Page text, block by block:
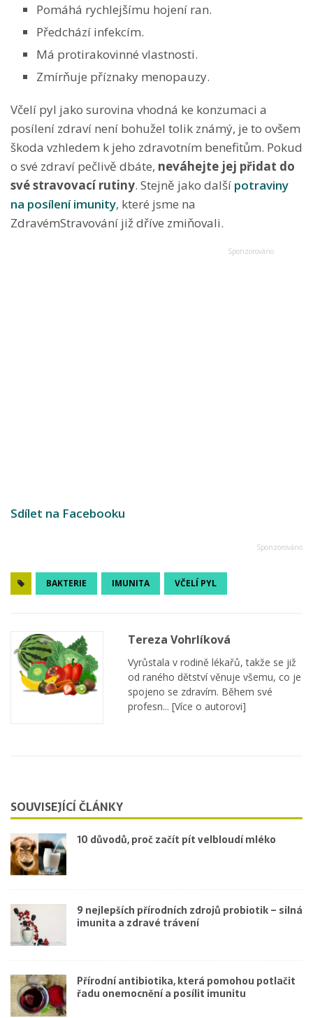
Pomáhá rychlejšímu hojení ran.
Předchází infekcím.
Má protirakovinné vlastnosti.
Zmírňuje příznaky menopauzy.
Včelí pyl jako surovina vhodná ke konzumaci a
posílení zdraví není bohužel tolik známý, je to ovšem
škoda vzhledem k jeho zdravotním benefitům. Pokud
o své zdraví pečlivě dbáte, neváhejte jej přidat do
své stravovací rutiny. Stejně jako další potraviny
na posílení imunity, které jsme na
ZdravémStravování již dříve zmiňovali.
Sdílet na Facebooku
BAKTERIE IMUNITA VČELÍ PYL
Tereza Vohrlíková
Vyrůstala v rodině lékařů, takže se již
od raného dětství věnuje všemu, co je
spojeno se zdravím. Během své
profesn... [Více o autorovi]
SOUVISEJÍCÍ ČLÁNKY
10 důvodů, proč začít pít velbloudí mléko
9 nejlepších přírodních zdrojů probiotik – silná
imunita a zdravé trávení
Přírodní antibiotika, která pomohou potlačit
řadu onemocnění a posílit imunitu